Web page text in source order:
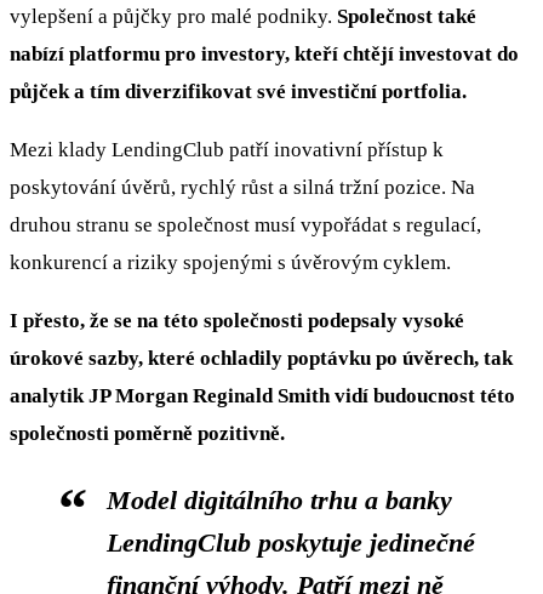
vylepšení a půjčky pro malé podniky. Společnost také
nabízí platformu pro investory, kteří chtějí investovat do
půjček a tím diverzifikovat své investiční portfolia.
Mezi klady LendingClub patří inovativní přístup k
poskytování úvěrů, rychlý růst a silná tržní pozice. Na
druhou stranu se společnost musí vypořádat s regulací,
konkurencí a riziky spojenými s úvěrovým cyklem.
I přesto, že se na této společnosti podepsaly vysoké
úrokové sazby, které ochladily poptávku po úvěrech, tak
analytik JP Morgan Reginald Smith vidí budoucnost této
společnosti poměrně pozitivně.
Model digitálního trhu a banky
LendingClub poskytuje jedinečné
finanční výhody. Patří mezi ně